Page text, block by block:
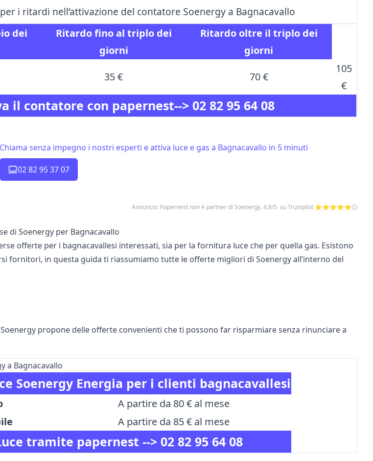
i ritardi nell’attivazione del contatore Soenergy a Bagnacavallo
il contatore con papernest--> 02 82 95 64 08
dei
Ritardo fino al triplodei
giorni
Ritardo oltre il triplodei
giorni
35 € 70 €
105
€
Chiama senza impegno i nostri esperti e attiva luce e gas a Bagnacavallo in 5 minuti
02 82 95 37 07
Annuncio: Papernest non è partner di Soenergy. 4,8/5 su Trustpilot ⭐⭐⭐⭐⭐
di Soenergy per Bagnacavallo
offerte per i bagnacavallesi interessati, sia per la fornitura luce che per quella gas. Esistono
fornitori, in questa guida ti riassumiamo tutte le offerte migliori di Soenergy all’interno del
propone delle offerte convenienti che ti possono far risparmiare senza rinunciare a
a Bagnacavallo
tramite papernest --> 02 82 95 64 08
Soenergy Energia per i clienti bagnacavallesi
A partire da 80 € al mese
A partire da 85 € al mese